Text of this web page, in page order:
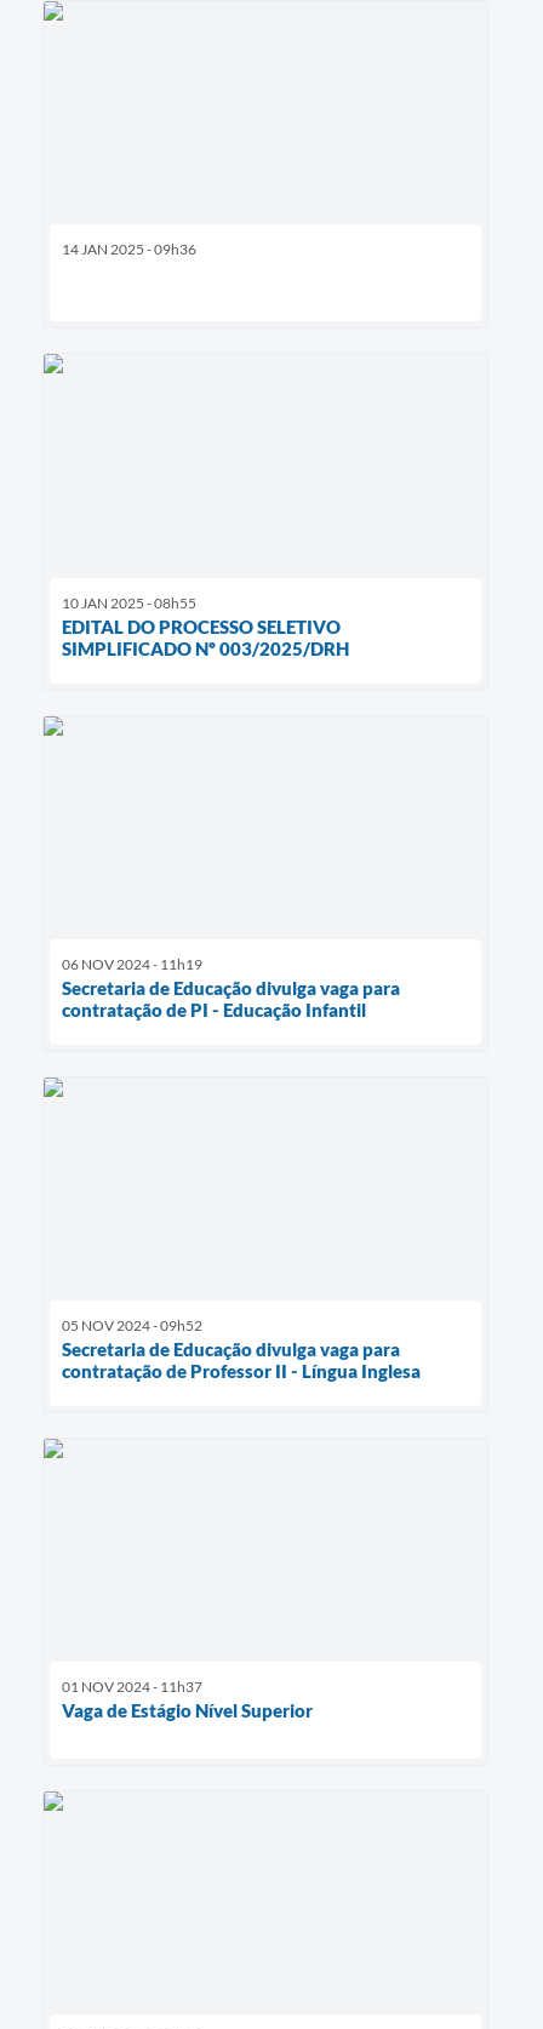
14 JAN 2025 - 09h36
10 JAN 2025 - 08h55
EDITAL DO PROCESSO SELETIVO
SIMPLIFICADO Nº 003/2025/DRH
06 NOV 2024 - 11h19
Secretaria de Educação divulga vaga para
contratação de PI - Educação Infantil
05 NOV 2024 - 09h52
Secretaria de Educação divulga vaga para
contratação de Professor II - Língua Inglesa
01 NOV 2024 - 11h37
Vaga de Estágio Nível Superior